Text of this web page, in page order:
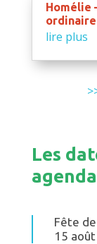
Homélie
ordinaire
lire plus
Les
agenda
Fête
15 août